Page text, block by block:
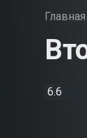
Главная
6.6